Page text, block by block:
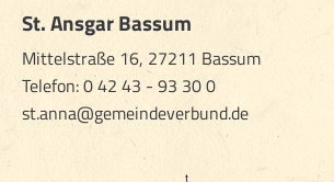
St. Ansgar Bassum
Mittelstraße 16, 27211 Bassum
Telefon: 0 42 43 - 93 30 0
st.anna@gemeindeverbund.de